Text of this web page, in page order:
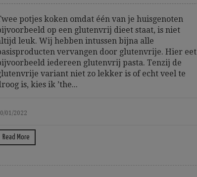
potjes koken omdat één van je huisgenoten
op een glutenvrij dieet staat, is niet
leuk. Wij hebben intussen bijna alle
vervangen door glutenvrije. Hier eet
iedereen glutenvrij pasta. Tenzij de
variant niet zo lekker is of echt veel te
is, kies ik ’the...
01/2022
Read More